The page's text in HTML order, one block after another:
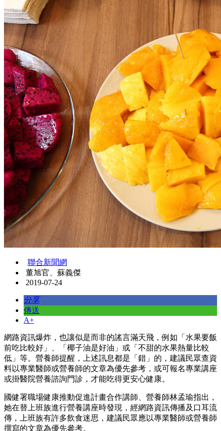
聯合新聞網
董旭官、蘇義傑
2019-07-24
分享
傳送
A+
網路資訊爆炸，也讓似是而非的謠言滿天飛，例如「水果要飯
前吃比較好」、「椰子油是好油」或「不甜的水果熱量比較
低」等。營養師提醒，上述訊息都是「錯」的，建議民眾查資
料以專業醫師或營養師的文章為優先參考，或可報名專業講座
或掛醫院營養諮詢門診，才能吃得更安心健康。
國健署職場健康推動促進計畫合作講師、營養師林孟瑜指出，
她在替上班族進行營養講座時發現，經網路資訊傳播及口耳流
傳，上班族有許多飲食迷思，建議民眾應以專業醫師或營養師
撰寫的文章為優先參考。